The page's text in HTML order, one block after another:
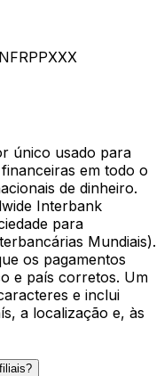
único usado para
em todo o
de dinheiro.
Interbank
para
Mundiais).
os pagamentos
e país corretos. Um
e inclui
a localização e, às